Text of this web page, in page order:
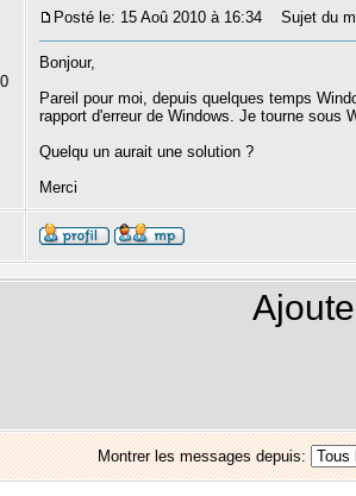
Posté le: 15 Aoû 2010 à 16:34 Sujet du
Bonjour,
Pareil pour moi, depuis quelques temps
rapport d'erreur de Windows. Je tourne sous
Quelqu un aurait une solution ?
Merci
Montrer les messages depuis: